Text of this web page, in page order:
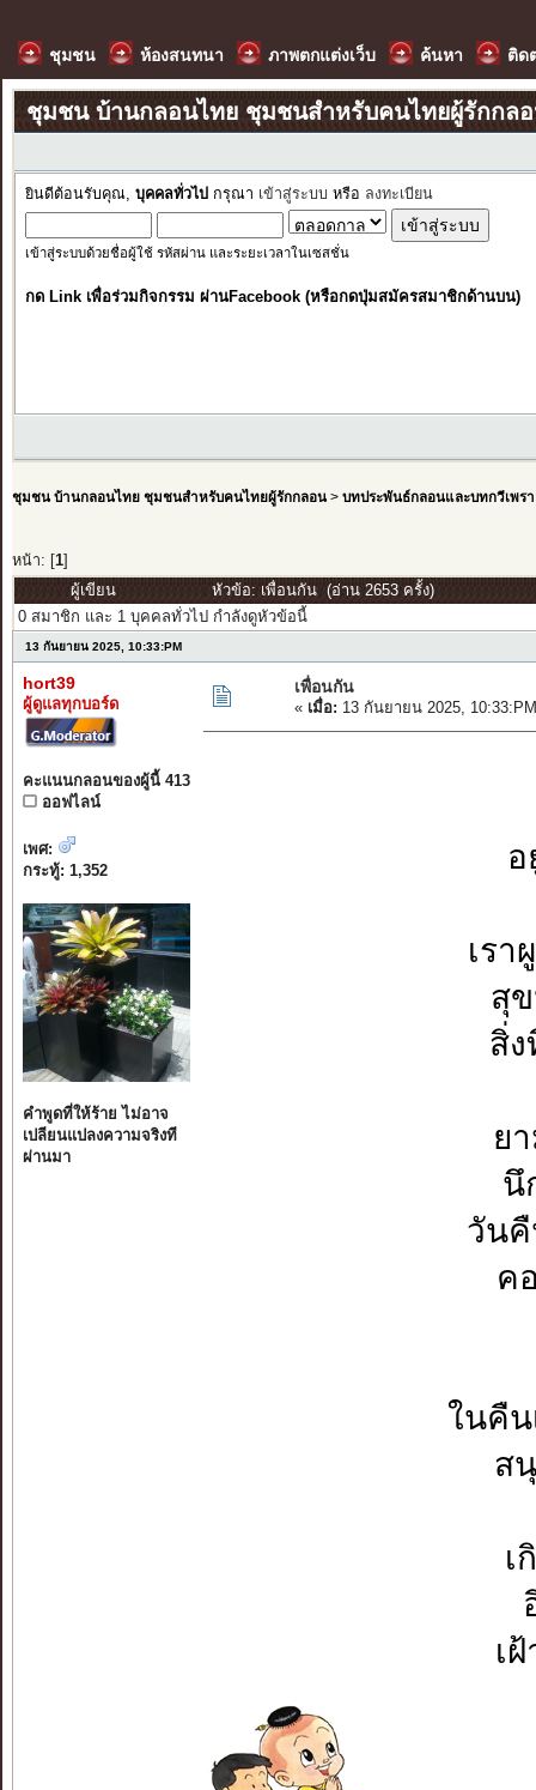
ชุมชน ห้องสนทนา ภาพตกแต่งเว็บ ค้นหา ติด
ชุมชน บ้านกลอนไทย ชุมชนสำหรับคนไทยผู้รักกล
ยินดีต้อนรับคุณ, บุคคลทั่วไป กรุณา เข้าสู่ระบบ หรือ ลงทะเบียน
เข้าสู่ระบบด้วยชื่อผู้ใช้ รหัสผ่าน และระยะเวลาในเซสชั่น
กด Link เพื่อร่วมกิจกรรม ผ่านFacebook (หรือกดปุ่มสมัครสมาชิกด้านบน)
ชุมชน บ้านกลอนไทย ชุมชนสำหรับคนไทยผู้รักกลอน> บทประพันธ์กลอนและบทกวีเพรา
หน้า: [ 1]
ผู้เขียน
หัวข้อ: เพื่อนกัน (อ่าน 2653 ครั้ง)
0 สมาชิก และ 1 บุคคลทั่วไป กำลังดูหัวข้อนี้
13 กันยายน 2025, 10:33:PM
hort39
ผู้ดูแลทุกบอร์ด
คะแนนกลอนของผู้นี้ 413
ออฟไลน์
เพศ:
กระทู้: 1,352
คำพูดที่ให้ร้าย ไม่อาจ
เปลียนแปลงความจริงที
ผ่านมา
เพื่อนกัน
« เมื่อ: 13 กันยายน 2025,
เรา
สุ
สิ่ง
ย
นึ
วันคื
ค
ในคืน
ส
เ
เ